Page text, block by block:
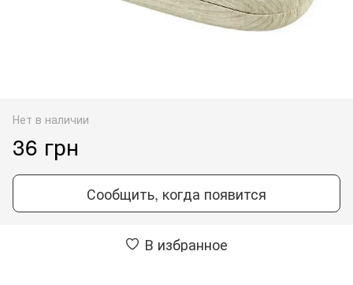
Нет в наличии
36 грн
Сообщить, когда появится
В избранное